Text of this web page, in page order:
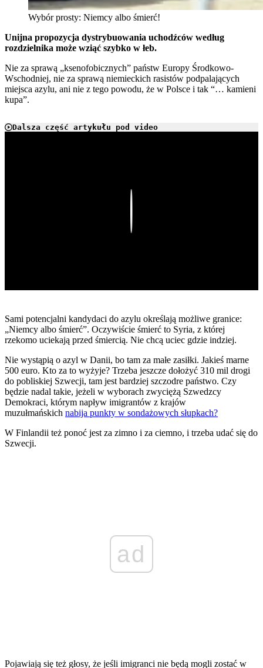
Wybór prosty: Niemcy albo śmierć!
Unijna propozycja dystrybuowania uchodźców według
rozdzielnika może wziąć szybko w łeb.
Nie za sprawą „ksenofobicznych” państw Europy Środkowo-
Wschodniej, nie za sprawą niemieckich rasistów podpalających
miejsca azylu, ani nie z tego powodu, że w Polsce i tak “… kamieni
kupa”.
Dalsza część artykułu pod video
Sami potencjalni kandydaci do azylu określają możliwe granice:
„Niemcy albo śmierć”. Oczywiście śmierć to Syria, z której
rzekomo uciekają przed śmiercią. Nie chcą uciec gdzie indziej.
Nie wystąpią o azyl w Danii, bo tam za małe zasiłki. Jakieś marne
500 euro. Kto za to wyżyje? Trzeba jeszcze dołożyć 310 mil drogi
do pobliskiej Szwecji, tam jest bardziej szczodre państwo. Czy
będzie nadal takie, jeżeli w wyborach zwyciężą Szwedzcy
Demokraci, którym napływ imigrantów z krajów
muzułmańskich nabija punkty w sondażowych słupkach?
W Finlandii też ponoć jest za zimno i za ciemno, i trzeba udać się do
Szwecji.
ad
Pojawiają się też głosy, że jeśli imigranci nie będą mogli zostać w